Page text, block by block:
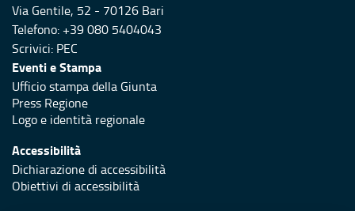
Via Gentile, 52 - 70126 Bari
Telefono: +39 080 5404043
Scrivici: PEC
Eventi e Stampa
Ufficio stampa della Giunta
Press Regione
Logo e identità regionale
Accessibilità
Dichiarazione di accessibilità
Obiettivi di accessibilità